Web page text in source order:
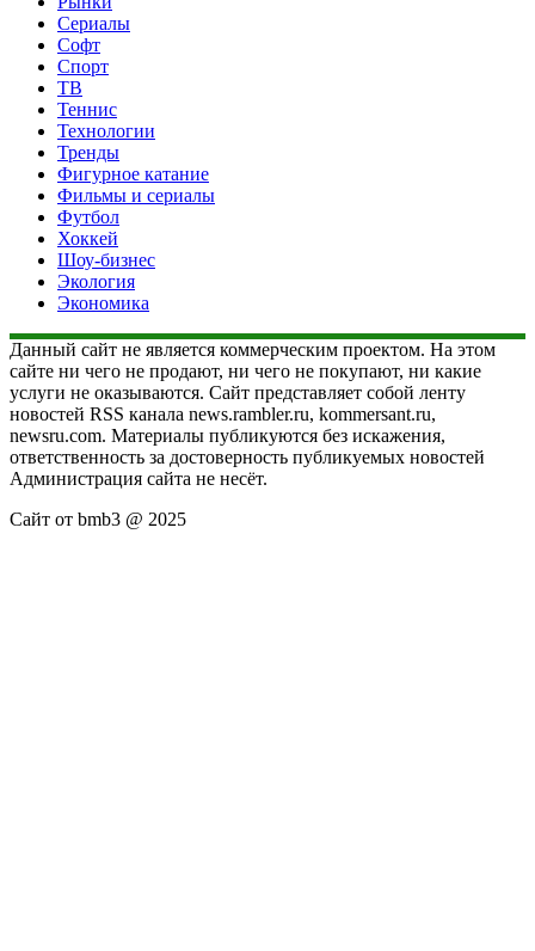
Сериалы
Софт
Спорт
ТВ
Теннис
Технологии
Тренды
Фигурное катание
Фильмы и сериалы
Футбол
Хоккей
Шоу-бизнес
Экология
Экономика
Данный сайт не является коммерческим проектом. На этом
сайте ни чего не продают, ни чего не покупают, ни какие
услуги не оказываются. Сайт представляет собой ленту
новостей RSS канала news.rambler.ru, kommersant.ru,
newsru.com. Материалы публикуются без искажения,
ответственность за достоверность публикуемых новостей
Администрация сайта не несёт.
Сайт от bmb3 @ 2025